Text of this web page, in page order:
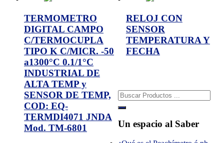
TERMOMETRO
DIGITAL CAMPO
C/TERMOCUPLA
TIPO K C/MICR. -50
a1300°C 0.1/1°C
INDUSTRIAL DE
ALTA TEMP y
SENSOR DE TEMP,
COD: EQ-
TERMDI4071 JNDA
Mod. TM-6801
RELOJ CON
SENSOR
TEMPERATURA Y
FECHA
Buscar:
Un espacio al Saber